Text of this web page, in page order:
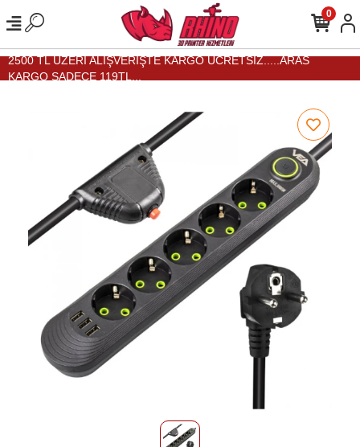
2500 TL ÜZERİ ALIŞVERİŞTE KARGO ÜCRETSİZ.....ARAS
KARGO SADECE 119TL...
0